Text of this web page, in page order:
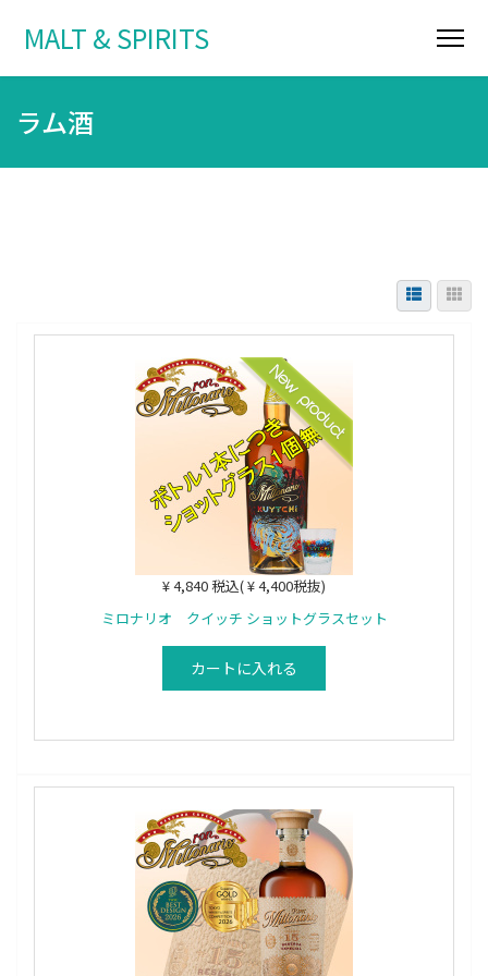
MALT & SPIRITS
ラム酒
¥ 4,840 税込( ¥ 4,400税抜)
ミロナリオ クイッチ ショットグラスセット
カートに入れる